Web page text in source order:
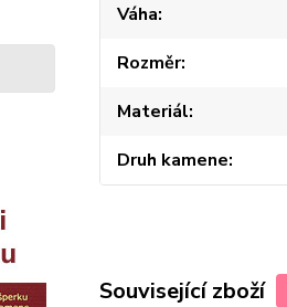
Váha
Rozměr
Materiál
Druh kamene
Související zboží